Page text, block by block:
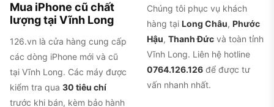
Mua iPhone cũ chất
lượng tại Vĩnh Long
126.vn là cửa hàng cung cấp
các dòng iPhone mới và cũ
tại Vĩnh Long. Các máy được
kiểm tra qua 30 tiêu chí
trước khi bán, kèm bảo hành
Chúng tôi phục vụ khách
hàng tại Long Châu, Phước
Hậu, Thanh Đức và toàn tỉnh
Vĩnh Long. Liên hệ hotline
0764.126.126 để được tư
vấn nhanh nhất.